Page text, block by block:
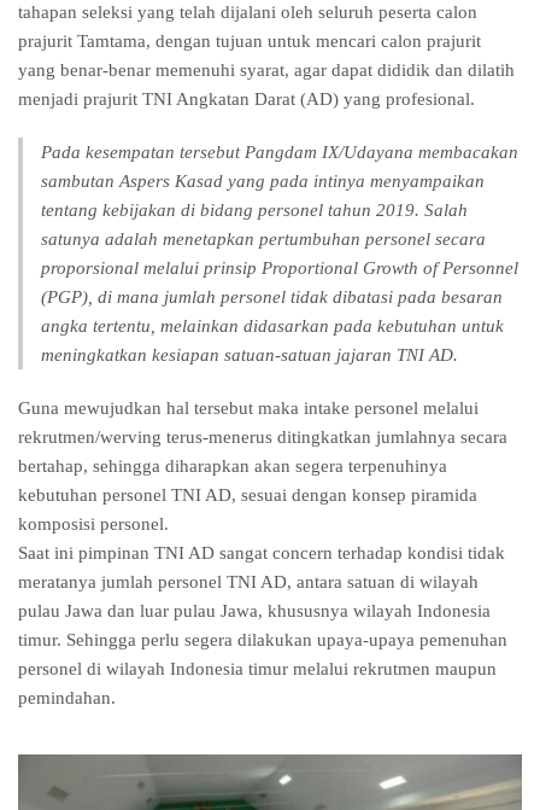
tahapan seleksi yang telah dijalani oleh seluruh peserta calon
prajurit Tamtama, dengan tujuan untuk mencari calon prajurit
yang benar-benar memenuhi syarat, agar dapat dididik dan dilatih
menjadi prajurit TNI Angkatan Darat (AD) yang profesional.
Pada kesempatan tersebut Pangdam IX/Udayana membacakan
sambutan Aspers Kasad yang pada intinya menyampaikan
tentang kebijakan di bidang personel tahun 2019. Salah
satunya adalah menetapkan pertumbuhan personel secara
proporsional melalui prinsip Proportional Growth of Personnel
(PGP), di mana jumlah personel tidak dibatasi pada besaran
angka tertentu, melainkan didasarkan pada kebutuhan untuk
meningkatkan kesiapan satuan-satuan jajaran TNI AD.
Guna mewujudkan hal tersebut maka intake personel melalui
rekrutmen/werving terus-menerus ditingkatkan jumlahnya secara
bertahap, sehingga diharapkan akan segera terpenuhinya
kebutuhan personel TNI AD, sesuai dengan konsep piramida
komposisi personel.
Saat ini pimpinan TNI AD sangat concern terhadap kondisi tidak
meratanya jumlah personel TNI AD, antara satuan di wilayah
pulau Jawa dan luar pulau Jawa, khususnya wilayah Indonesia
timur. Sehingga perlu segera dilakukan upaya-upaya pemenuhan
personel di wilayah Indonesia timur melalui rekrutmen maupun
pemindahan.